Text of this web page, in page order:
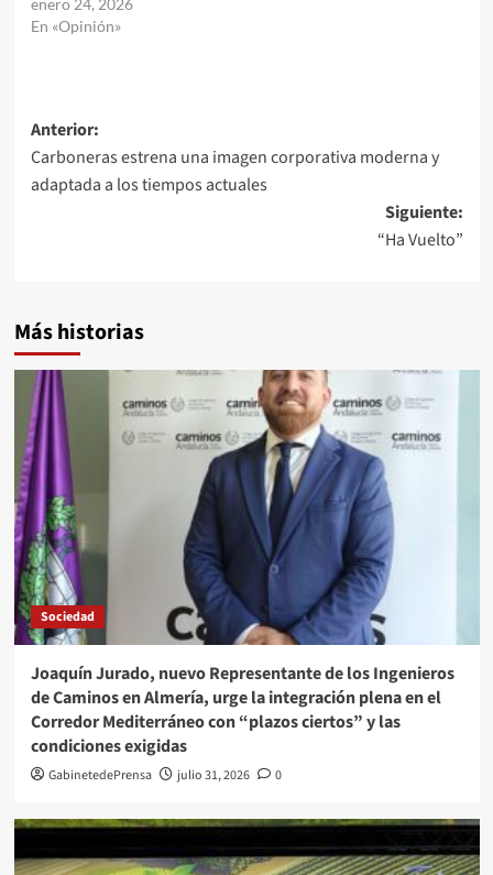
enero 24, 2026
En «Opinión»
Navegación
de
entradas
Anterior:
Carboneras estrena una imagen corporativa moderna y
adaptada a los tiempos actuales
Siguiente:
“Ha Vuelto”
Más historias
Sociedad
Joaquín Jurado, nuevo Representante de los Ingenieros
de Caminos en Almería, urge la integración plena en el
Corredor Mediterráneo con “plazos ciertos” y las
condiciones exigidas
GabinetedePrensa julio 31, 2026 0